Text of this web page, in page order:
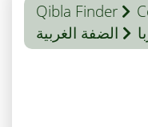
Qibla Finder
الضفة الغربية